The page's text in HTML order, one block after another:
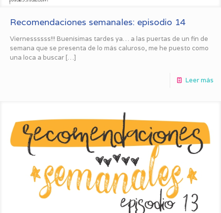
Recomendaciones semanales: episodio 14
Viernessssss!!! Buenísimas tardes ya… a las puertas de un fin de
semana que se presenta de lo más caluroso, me he puesto como
una loca a buscar […]
Leer más